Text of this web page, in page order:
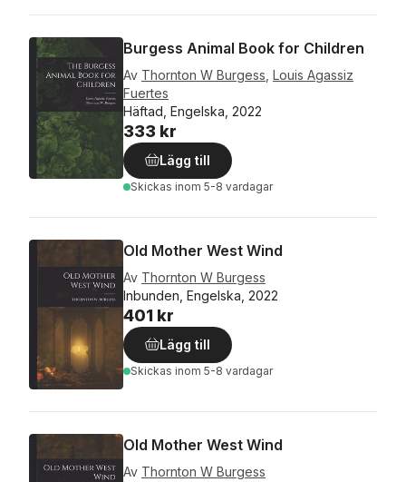
Burgess Animal Book for Children
Av Thornton W Burgess Louis Agassiz
Fuertes
Häftad, Engelska, 2022
333 kr
Lägg till
Skickas inom 5-8 vardagar
Old Mother West Wind
Av Thornton W Burgess
Inbunden, Engelska, 2022
401 kr
Lägg till
Skickas inom 5-8 vardagar
Old Mother West Wind
Av Thornton W Burgess